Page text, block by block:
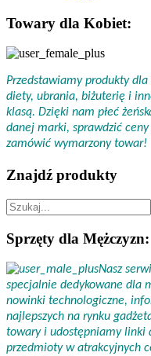
Towary dla Kobiet:
Przedstawiamy produkty
diety, ubrania, biżuterię i
klasą. Dzięki nam płeć
danej marki, sprawdzić
zamówić wymarzony towar!
Znajdź produkty
Sprzęty dla Mężczyzn:
Nasz
specjalnie dedykowane dla
nowinki technologiczne,
najlepszych na rynku
towary i udostępniamy linki
przedmioty w atrakcyjnych